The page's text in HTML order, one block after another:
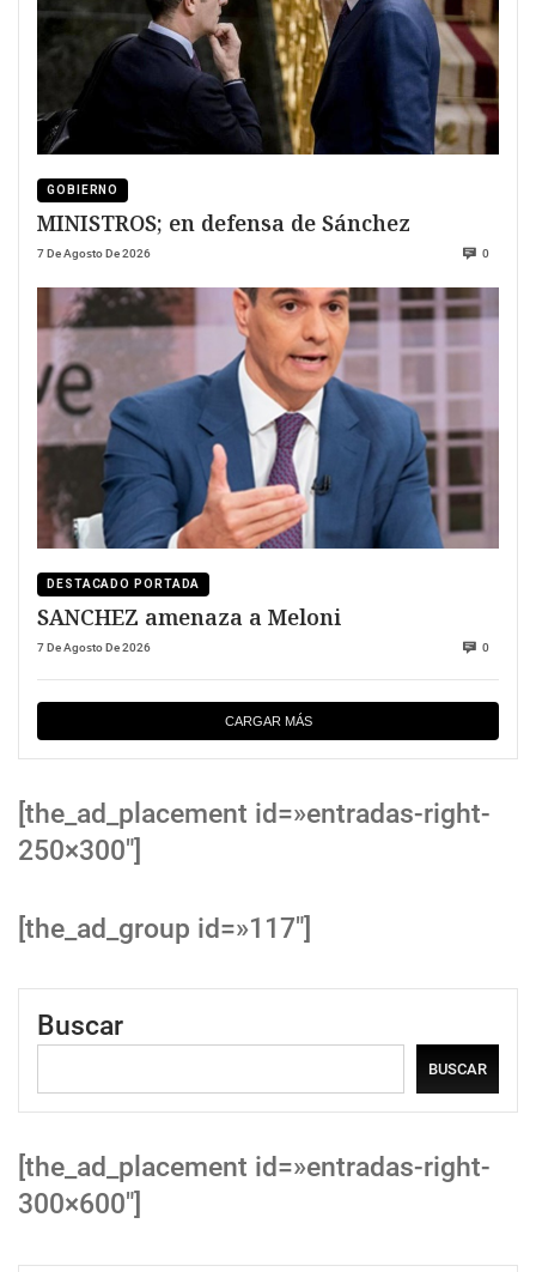
GOBIERNO
MINISTROS; en defensa de Sánchez
7 De Agosto De 2026 0
DESTACADO PORTADA
SANCHEZ amenaza a Meloni
7 De Agosto De 2026 0
CARGAR MÁS
[the_ad_placement id=»entradas-right-
250×300″]
[the_ad_group id=»117″]
Buscar
BUSCAR
[the_ad_placement id=»entradas-right-
300×600″]